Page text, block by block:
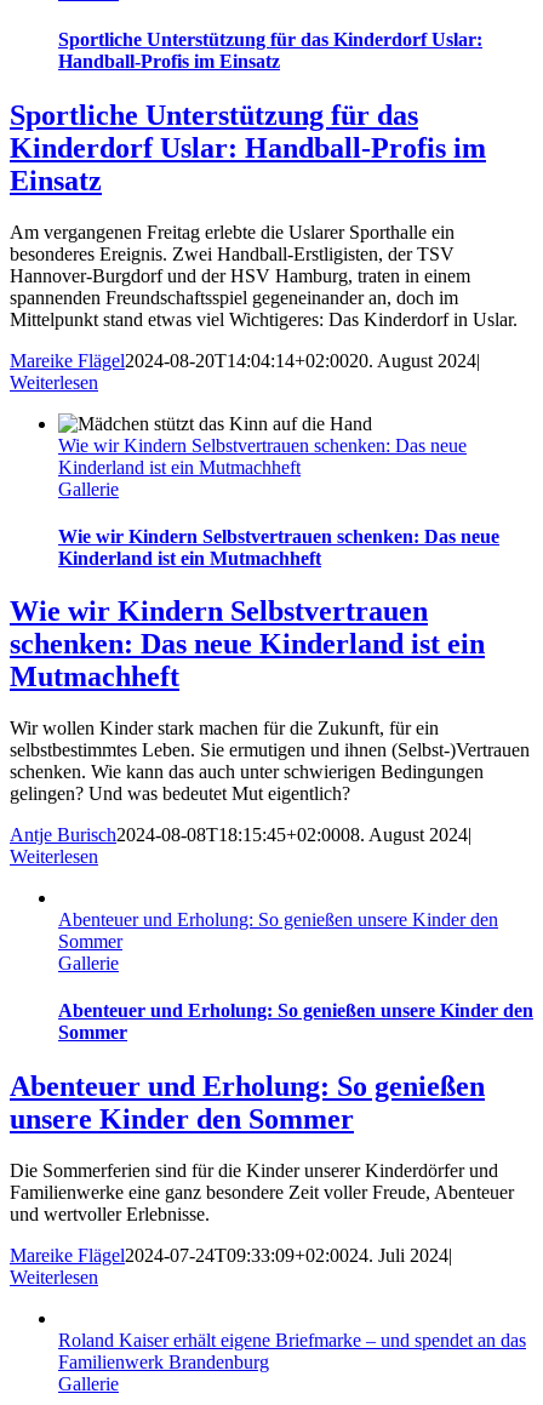
Sportliche Unterstützung für das Kinderdorf Uslar:
Handball-Profis im Einsatz
Sportliche Unterstützung für das
Kinderdorf Uslar: Handball-Profis im
Einsatz
Am vergangenen Freitag erlebte die Uslarer Sporthalle ein
besonderes Ereignis. Zwei Handball-Erstligisten, der TSV
Hannover-Burgdorf und der HSV Hamburg, traten in einem
spannenden Freundschaftsspiel gegeneinander an, doch im
Mittelpunkt stand etwas viel Wichtigeres: Das Kinderdorf in Uslar.
Mareike Flägel2024-08-20T14:04:14+02:0020. August 2024|
Weiterlesen
Wie wir Kindern Selbstvertrauen schenken: Das neue
Kinderland ist ein Mutmachheft
Gallerie
Wie wir Kindern Selbstvertrauen schenken: Das neue
Kinderland ist ein Mutmachheft
Wie wir Kindern Selbstvertrauen
schenken: Das neue Kinderland ist ein
Mutmachheft
Wir wollen Kinder stark machen für die Zukunft, für ein
selbstbestimmtes Leben. Sie ermutigen und ihnen (Selbst-)Vertrauen
schenken. Wie kann das auch unter schwierigen Bedingungen
gelingen? Und was bedeutet Mut eigentlich?
Antje Burisch2024-08-08T18:15:45+02:0008. August 2024|
Weiterlesen
Abenteuer und Erholung: So genießen unsere Kinder den
Sommer
Gallerie
Abenteuer und Erholung: So genießen unsere Kinder den
Sommer
Abenteuer und Erholung: So genießen
unsere Kinder den Sommer
Die Sommerferien sind für die Kinder unserer Kinderdörfer und
Familienwerke eine ganz besondere Zeit voller Freude, Abenteuer
und wertvoller Erlebnisse.
Mareike Flägel2024-07-24T09:33:09+02:0024. Juli 2024|
Weiterlesen
Roland Kaiser erhält eigene Briefmarke – und spendet an das
Familienwerk Brandenburg
Gallerie